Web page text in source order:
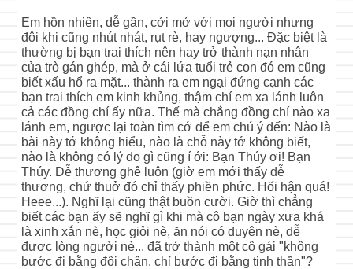
Em hồn nhiên, dễ gần, cởi mở với mọi người nhưng
đôi khi cũng nhút nhát, rụt rè, hay ngượng... Đặc biệt là
thường bị bạn trai thích nên hay trở thành nạn nhân
của trò gán ghép, mà ở cái lứa tuổi trẻ con đó em cũng
biết xấu hổ ra mặt... thành ra em ngại đứng cạnh các
bạn trai thích em kinh khủng, thậm chí em xa lánh luôn
cả các đồng chí ấy nữa. Thế mà chẳng đồng chí nào xa
lánh em, ngược lại toàn tìm cớ để em chú ý đến: Nào là
bài này tớ không hiểu, nào là chỗ này tớ không biết,
nào là không có lý do gì cũng í ới: Bạn Thúy ơi! Bạn
Thúy. Dễ thương ghê luôn (giờ em mới thấy dễ
thương, chứ thuở đó chỉ thấy phiền phức. Hối hận quá!
Heee...). Nghĩ lại cũng thật buồn cười. Giờ thì chẳng
biết các bạn ấy sẽ nghĩ gì khi mà cô bạn ngày xưa khá
là xinh xắn nè, học giỏi nè, ăn nói có duyên nè, dễ
được lòng người nè... đã trở thành một cô gái "không
bước đi bằng đôi chân, chỉ bước đi bằng tinh thần"?